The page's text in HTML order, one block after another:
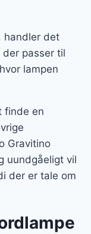
handler det
passer til
lampen
finde en
Gravitino
uundgåeligt vil
der er tale om